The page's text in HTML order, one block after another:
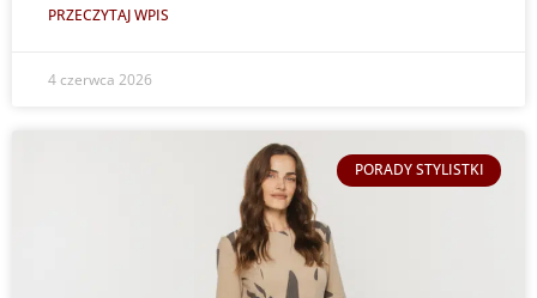
PRZECZYTAJ WPIS
4 czerwca 2026
PORADY STYLISTKI